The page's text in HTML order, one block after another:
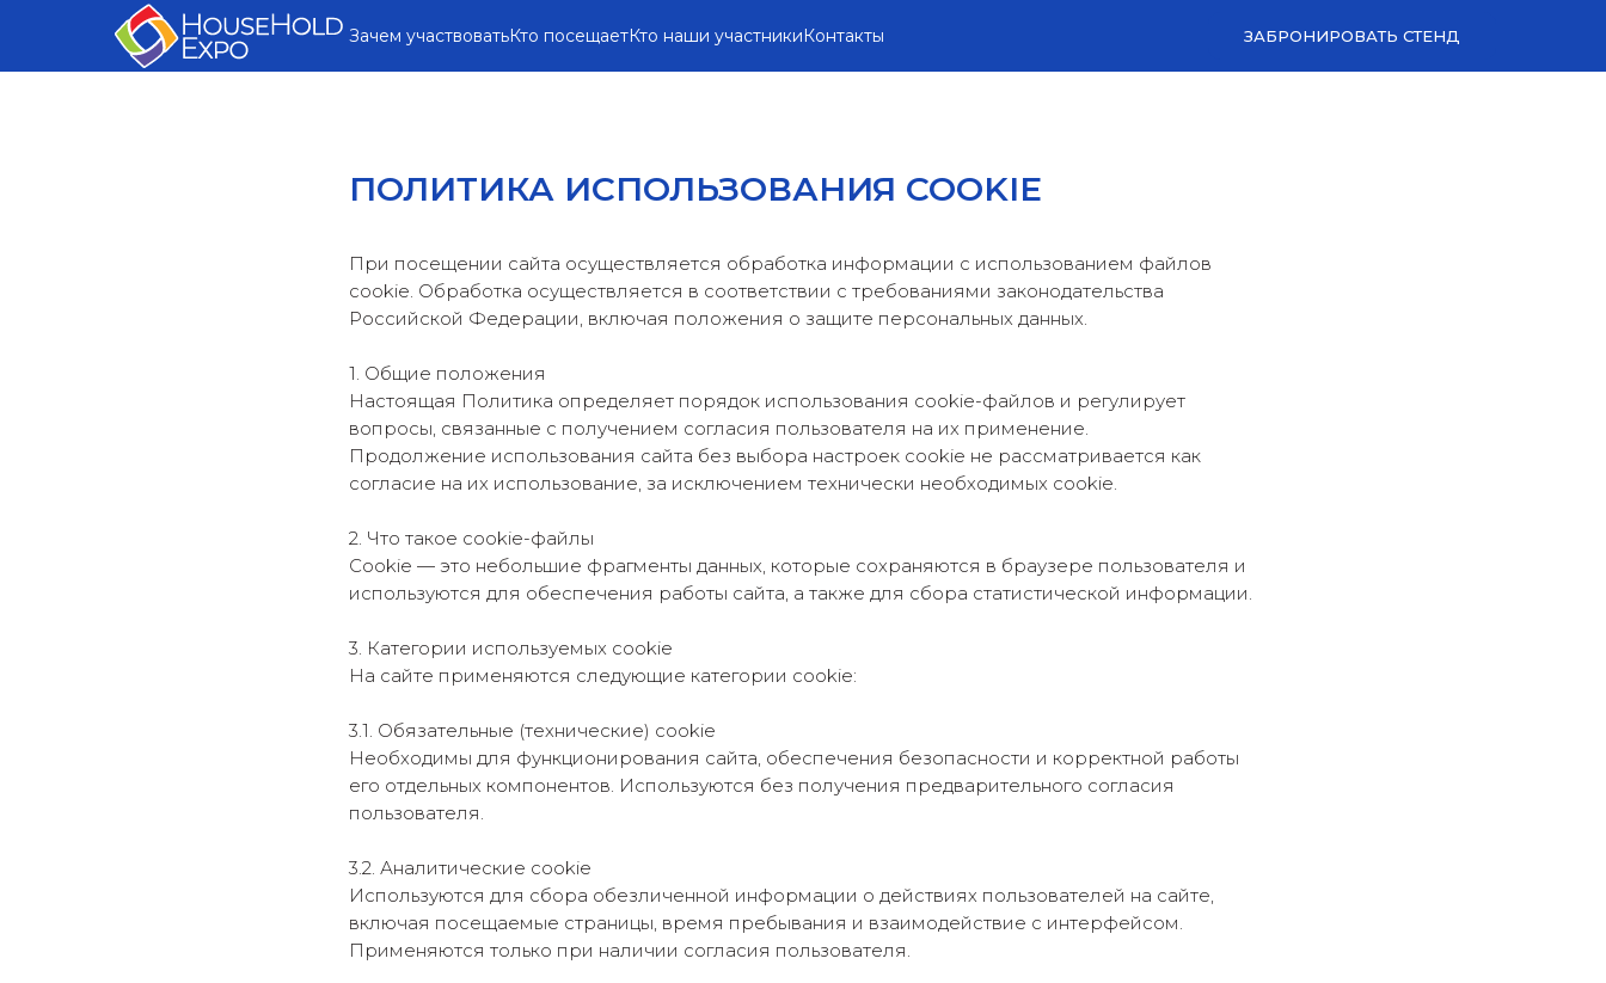
Зачем участвоватьКто посещаетКто наши участникиКонтакты ЗАБРОНИРОВАТЬ СТЕНД
ПОЛИТИКА ИСПОЛЬЗОВАНИЯ COOKIE
При посещении сайта осуществляется обработка информации с использованием файлов
cookie. Обработка осуществляется в соответствии с требованиями законодательства
Российской Федерации, включая положения о защите персональных данных.
1. Общие положения
Настоящая Политика определяет порядок использования cookie-файлов и регулирует
вопросы, связанные с получением согласия пользователя на их применение.
Продолжение использования сайта без выбора настроек cookie не рассматривается как
согласие на их использование, за исключением технически необходимых cookie.
2. Что такое cookie-файлы
Cookie — это небольшие фрагменты данных, которые сохраняются в браузере пользователя и
используются для обеспечения работы сайта, а также для сбора статистической информации.
3. Категории используемых cookie
На сайте применяются следующие категории cookie:
3.1. Обязательные (технические) cookie
Необходимы для функционирования сайта, обеспечения безопасности и корректной работы
его отдельных компонентов. Используются без получения предварительного согласия
пользователя.
3.2. Аналитические cookie
Используются для сбора обезличенной информации о действиях пользователей на сайте,
включая посещаемые страницы, время пребывания и взаимодействие с интерфейсом.
Применяются только при наличии согласия пользователя.